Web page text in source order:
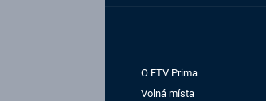
O FTV Prima
Volná místa